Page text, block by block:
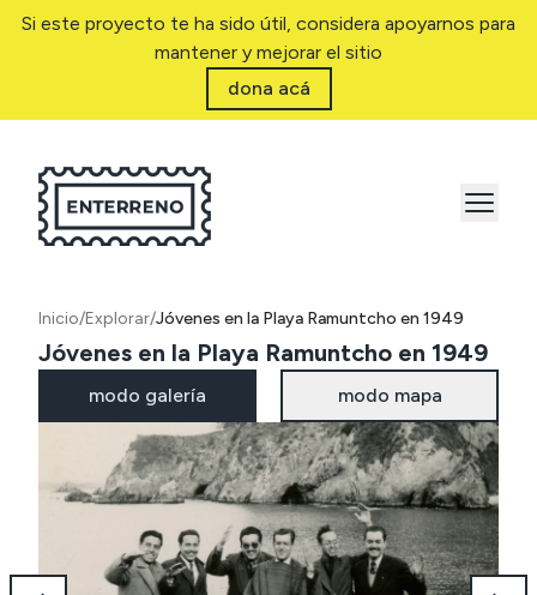
Si este proyecto te ha sido útil, considera apoyarnos para
mantener y mejorar el sitio
dona acá
Inicio/Explorar/Jóvenes en la Playa Ramuntcho en 1949
Jóvenes en la Playa Ramuntcho en 1949
modo galería modo mapa